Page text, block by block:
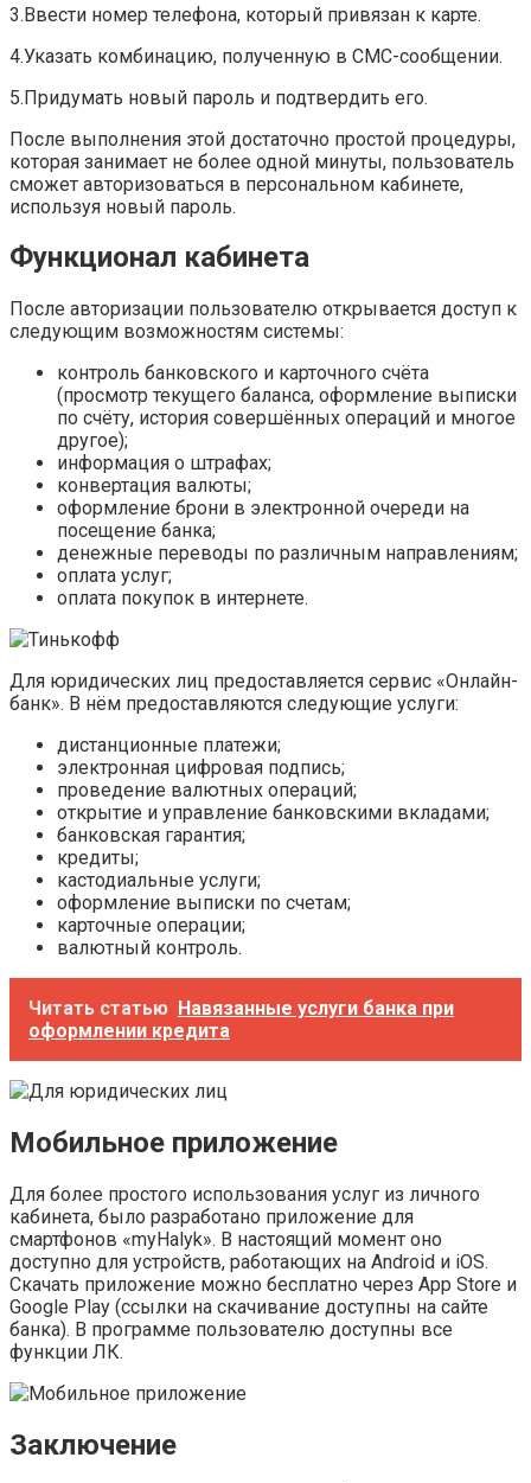
3.Ввести номер телефона, который привязан к карте.
4.Указать комбинацию, полученную в СМС-сообщении.
5.Придумать новый пароль и подтвердить его.
После выполнения этой достаточно простой процедуры,
которая занимает не более одной минуты, пользователь
сможет авторизоваться в персональном кабинете,
используя новый пароль.
Функционал кабинета
После авторизации пользователю открывается доступ к
следующим возможностям системы:
контроль банковского и карточного счёта
(просмотр текущего баланса, оформление выписки
по счёту, история совершённых операций и многое
другое);
информация о штрафах;
конвертация валюты;
оформление брони в электронной очереди на
посещение банка;
денежные переводы по различным направлениям;
оплата услуг;
оплата покупок в интернете.
Для юридических лиц предоставляется сервис «Онлайн-
банк». В нём предоставляются следующие услуги:
дистанционные платежи;
электронная цифровая подпись;
проведение валютных операций;
открытие и управление банковскими вкладами;
банковская гарантия;
кредиты;
кастодиальные услуги;
оформление выписки по счетам;
карточные операции;
валютный контроль.
Читать статью Навязанные услуги банка при
оформлении кредита
Мобильное приложение
Для более простого использования услуг из личного
кабинета, было разработано приложение для
смартфонов «myHalyk». В настоящий момент оно
доступно для устройств, работающих на Android и iOS.
Скачать приложение можно бесплатно через App Store и
Google Play (ссылки на скачивание доступны на сайте
банка). В программе пользователю доступны все
функции ЛК.
Заключение